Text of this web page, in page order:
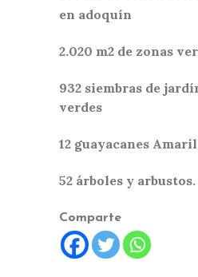
en adoquín
2.020 m2 de zonas
932 siembras de
verdes
12 guayacanes
52 árboles y arbustos.
Comparte